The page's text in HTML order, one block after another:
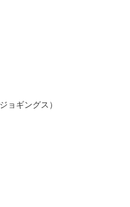
ョギングス）